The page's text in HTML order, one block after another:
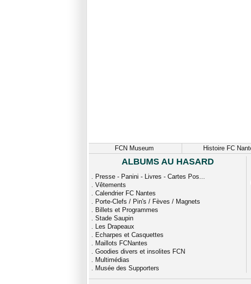
FCN Museum Histoire FC
ALBUMS AU HASARD
. Presse - Panini - Livres - Cartes Pos...
. Vêtements
. Calendrier FC Nantes
. Porte-Clefs / Pin's / Fèves / Magnets
. Billets et Programmes
. Stade Saupin
. Les Drapeaux
. Echarpes et Casquettes
. Maillots FCNantes
. Goodies divers et insolites FCN
. Multimédias
. Musée des Supporters